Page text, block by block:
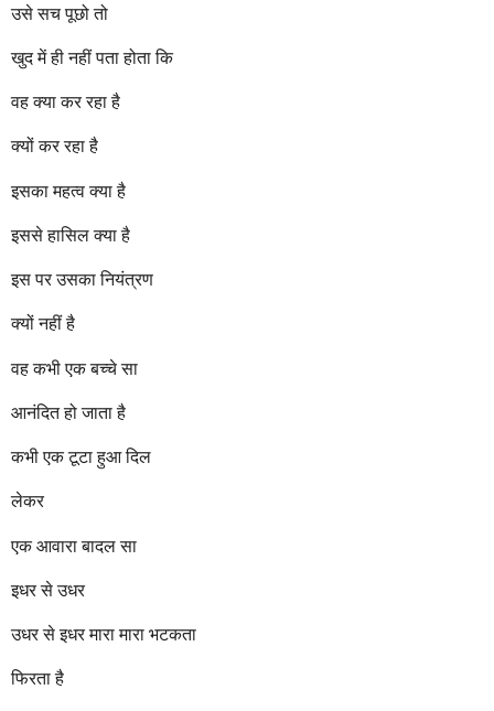
उसे सच पूछो तो
खुद में ही नहीं पता होता कि
वह क्या कर रहा है
क्यों कर रहा है
इसका महत्व क्या है
इससे हासिल क्या है
इस पर उसका नियंत्रण
क्यों नहीं है
वह कभी एक बच्चे सा
आनंदित हो जाता है
कभी एक टूटा हुआ दिल
लेकर
एक आवारा बादल सा
इधर से उधर
उधर से इधर मारा मारा भटकता
फिरता है